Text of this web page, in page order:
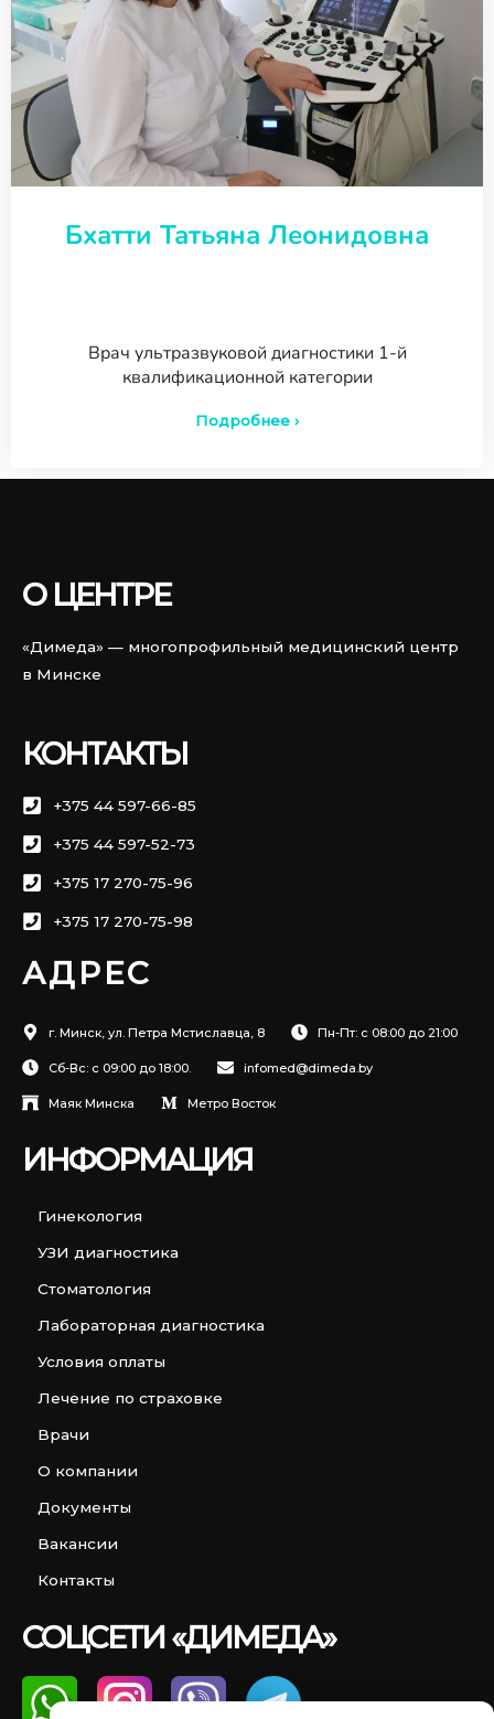
Бхатти Татьяна Леонидовна
Врач ультразвуковой диагностики 1-й
квалификационной категории
Подробнее ›
О ЦЕНТРЕ
«Димеда» — многопрофильный медицинский центр
в Минске
КОНТАКТЫ
+375 44 597-66-85
+375 44 597-52-73
+375 17 270-75-96
+375 17 270-75-98
АДРЕС
г. Минск, ул. Петра Мстиславца, 8 Пн-Пт: с 08:00 до 21:00
Сб-Вс: с 09:00 до 18:00. infomed@dimeda.by
Маяк Минска Метро Восток
ИНФОРМАЦИЯ
Гинекология
УЗИ диагностика
Стоматология
Лабораторная диагностика
Условия оплаты
Лечение по страховке
Врачи
О компании
Документы
Вакансии
Контакты
СОЦСЕТИ «ДИМЕДА»